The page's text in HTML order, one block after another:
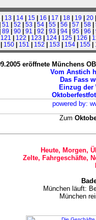
| 13 | 14 | 15 | 16 | 17 | 18 | 19 | 20 |
| 51 | 52 | 53 | 54 | 55 | 56 | 57 | 58 |
| 89 | 90 | 91 | 92 | 93 | 94 | 95 | 96 |
121 | 122 | 123 | 124 | 125 | 126 |
| 150 | 151 | 152 | 153 | 154 | 155 |
eröffnete Münchens
Vom Anstich
Das Fass
Einzug der
Zum
Heute, Morgen,
Zelte, Fahrgeschäfte,
München läuft:
München